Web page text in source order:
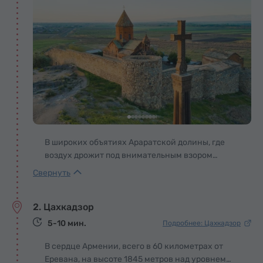
В широких объятиях Араратской долины, где
воздух дрожит под внимательным взором
снежнокоронованного великана, возвышается
здесь, в глубокой и безмолвной яме, царь Трдат
III заточил Григория Просветителя за дерзость
уходили во тьме, но в этих каменных стенах
произошло чудо: руки Григория исцелили
2. Цахкадзор
5-10 мин. Подробнее: Цахкадзор
В сердце Армении, всего в 60 километрах от
Еревана, на высоте 1845 метров над уровнем